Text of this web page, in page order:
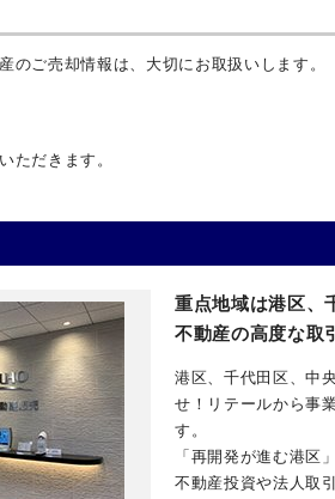
のご売却情報は、大切にお取扱いします。
ただきます。
重点地域は港区、
不動産の高度な取
港区、千代田区、中
せ！リテールから事
す。
「再開発が進む港区
不動産投資や法人取